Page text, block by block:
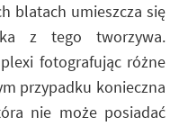
blatach umieszcza się
z tego tworzywa.
fotografując różne
przypadku konieczna
nie może posiadać